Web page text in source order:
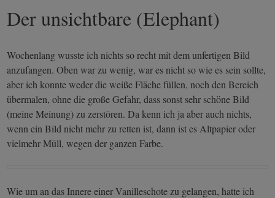
Der unsichtbare (Elephant)
Wochenlang wusste ich nichts so recht mit dem unfertigen Bild
anzufangen. Oben war zu wenig, war es nicht so wie es sein sollte,
aber ich konnte weder die weiße Fläche füllen, noch den Bereich
übermalen, ohne die große Gefahr, dass sonst sehr schöne Bild
(meine Meinung) zu zerstören. Da kenn ich ja aber auch nichts,
wenn ein Bild nicht mehr zu retten ist, dann ist es Altpapier oder
vielmehr Müll, wegen der ganzen Farbe.
Wie um an das Innere einer Vanilleschote zu gelangen, hatte ich